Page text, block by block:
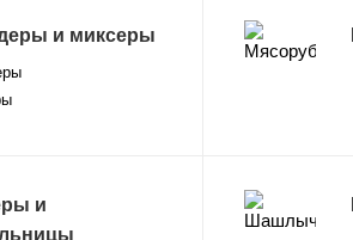
и миксеры
и